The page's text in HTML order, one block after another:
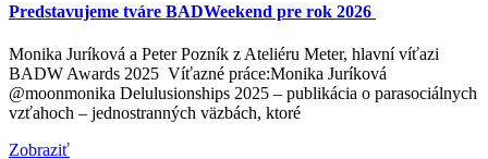
Predstavujeme tváre BADWeekend pre rok 2026
Monika Juríková a Peter Pozník z Ateliéru Meter, hlavní víťazi
BADW Awards 2025 Víťazné práce:Monika Juríková
@moonmonika Delulusionships 2025 – publikácia o parasociálnych
vzťahoch – jednostranných väzbách, ktoré
Zobraziť